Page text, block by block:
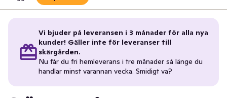
Vi bjuder på leveransen i 3 månader för alla nya
kunder! Gäller inte för leveranser till
skärgården.
Nu får du fri hemleverans i tre månader så länge du
handlar minst varannan vecka. Smidigt va?